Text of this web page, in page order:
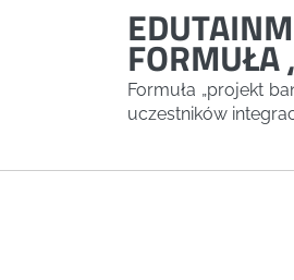
FORMUŁA
Formuła „projekt
uczestników